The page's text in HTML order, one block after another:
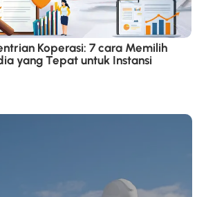
Koperasi: 7 cara Memilih
yang Tepat untuk Instansi